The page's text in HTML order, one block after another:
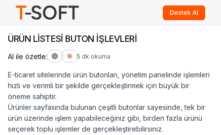
Destek Al
ÜRÜN LİSTESİ BUTON İŞLEVLERİ
AI ile özetle: 5 dk okuma
E-ticaret sitelerinde ürün butonları, yönetim panelinde işlemleri
hızlı ve verimli bir şekilde gerçekleştirmek için büyük bir
öneme sahiptir.
Ürünler sayfasında bulunan çeşitli butonlar sayesinde, tek bir
ürün üzerinde işlem yapabileceğiniz gibi, birden fazla ürünü
seçerek toplu işlemler de gerçekleştirebilirsiniz.